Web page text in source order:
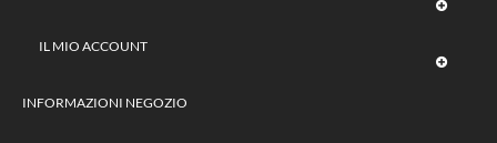
IL MIO ACCOUNT
INFORMAZIONI NEGOZIO